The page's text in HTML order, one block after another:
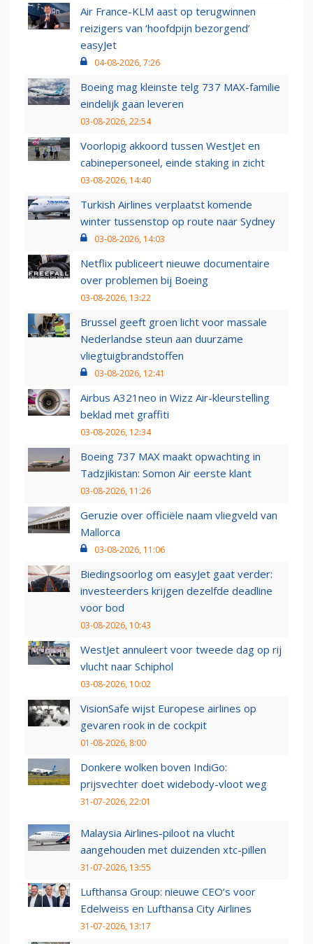
Air France-KLM aast op terugwinnen
reizigers van ‘hoofdpijn bezorgend’
easyJet
04-08-2026, 7:26
Boeing mag kleinste telg 737 MAX-familie
eindelijk gaan leveren
03-08-2026, 22:54
Voorlopig akkoord tussen WestJet en
cabinepersoneel, einde staking in zicht
03-08-2026, 14:40
Turkish Airlines verplaatst komende
winter tussenstop op route naar Sydney
03-08-2026, 14:03
Netflix publiceert nieuwe documentaire
over problemen bij Boeing
03-08-2026, 13:22
Brussel geeft groen licht voor massale
Nederlandse steun aan duurzame
vliegtuigbrandstoffen
03-08-2026, 12:41
Airbus A321neo in Wizz Air-kleurstelling
beklad met graffiti
03-08-2026, 12:34
Boeing 737 MAX maakt opwachting in
Tadzjikistan: Somon Air eerste klant
03-08-2026, 11:26
Geruzie over officiële naam vliegveld van
Mallorca
03-08-2026, 11:06
Biedingsoorlog om easyJet gaat verder:
investeerders krijgen dezelfde deadline
voor bod
03-08-2026, 10:43
WestJet annuleert voor tweede dag op rij
vlucht naar Schiphol
03-08-2026, 10:02
VisionSafe wijst Europese airlines op
gevaren rook in de cockpit
01-08-2026, 8:00
Donkere wolken boven IndiGo:
prijsvechter doet widebody-vloot weg
31-07-2026, 22:01
Malaysia Airlines-piloot na vlucht
aangehouden met duizenden xtc-pillen
31-07-2026, 13:55
Lufthansa Group: nieuwe CEO’s voor
Edelweiss en Lufthansa City Airlines
31-07-2026, 13:17